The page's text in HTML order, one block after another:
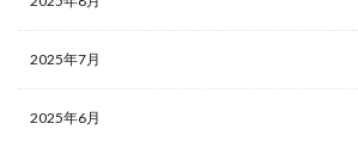
2025年7月
2025年6月